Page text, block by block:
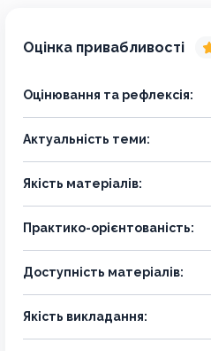
Оцінка привабливості
Оцінювання та рефлексія:
Актуальність теми:
Якість матеріалів:
Практико-орієнтованість:
Доступність матеріалів:
Якість викладання: